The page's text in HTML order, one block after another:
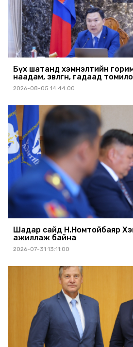
Бүх шатанд хэмнэлтийн
наадам, зөвлөгөөн, гадаад
2026-08-05 14:44:00
Шадар сайд Н.Номтойбаяр
ажиллаж байна
2026-07-31 13:11:00